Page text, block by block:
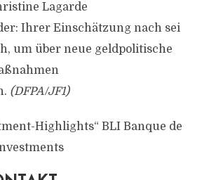
Lagarde
Ihrer Einschätzung nach sei
um über neue geldpolitische
(DFPA/JF1)
Highlights“ BLI Banque de